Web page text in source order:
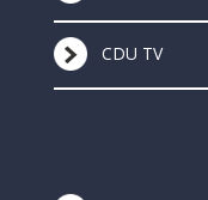
CDU TV